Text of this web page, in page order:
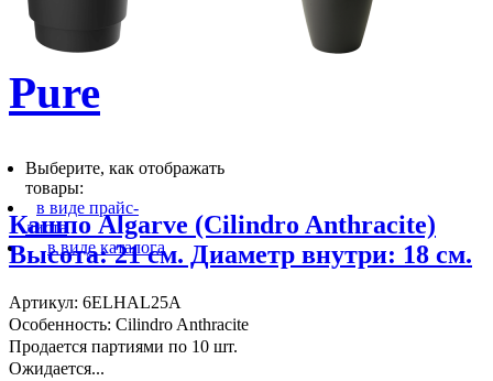
Pure
Выберите, как отображать
товары:
в виде прайс-
листа
в виде каталога
Кашпо Algarve (Cilindro Anthracite)
Высота: 21 см. Диаметр внутри: 18 см.
Артикул: 6ELHAL25A
Особенность: Cilindro Anthracite
Продается партиями по 10 шт.
Ожидается...